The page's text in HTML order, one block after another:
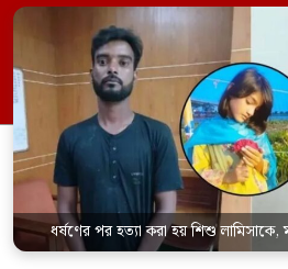
চালানো হয় এই নৃশংস
ভাড়াটিয়া সোহেল রানা (৩০) ও
আক্তারকে (২৬) মাত্র ৭
ধর্ষণের পর হত্যা করা হয় শিশু লামিসাকে,